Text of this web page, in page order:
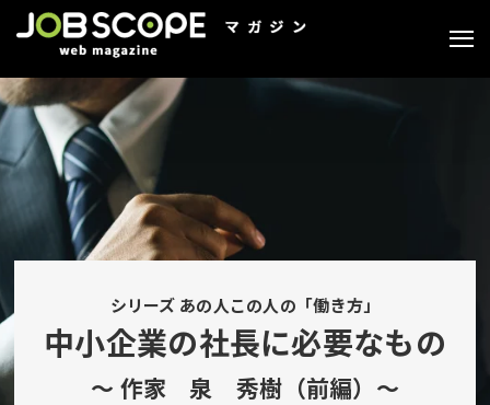
シリーズ あの人この人の「働き方」
中小企業の社長に必要なもの
～ 作家 泉 秀樹 （前編）～